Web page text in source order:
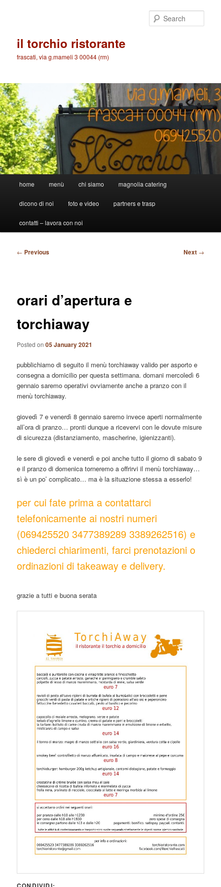
il torchio ristorante
frascati, via g.mameli 3 00044 (rm)
home menù chi siamo magnolia catering
dicono di noi foto e video partners e trasp
contatti – lavora con noi
Post
← Previous Next →
orari d’apertura e
torchiaway
Posted on05 January 2021
pubblichiamo di seguito il menù torchiaway valido per asporto e
consegna a domicilio per questa settimana. domani mercoledì 6
gennaio saremo operativi ovviamente anche a pranzo con il
menù torchiaway.
giovedì 7 e venerdì 8 gennaio saremo invece aperti normalmente
all’ora di pranzo… pronti dunque a ricevervi con le dovute misure
di sicurezza (distanziamento, mascherine, igienizzanti).
le sere di giovedì e venerdì e poi anche tutto il giorno di sabato 9
e il pranzo di domenica torneremo a offrirvi il menù torchiaway…
sì è un po’ complicato… ma è la situazione stessa a esserlo!
per cui fate prima a contattarci
telefonicamente ai nostri numeri
(069425520 3477389289 3389262516) e
chiederci chiarimenti, farci prenotazioni o
ordinazioni di takeaway e delivery.
grazie a tutti e buona serata